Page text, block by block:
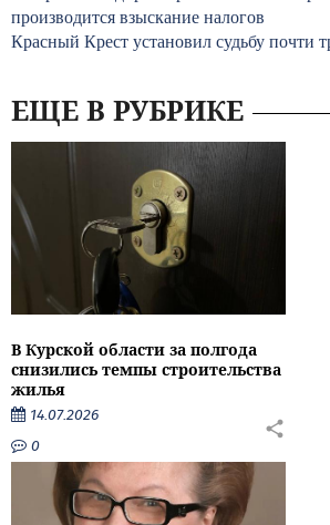
производится взыскание налогов
Красный Крест установил судьбу почти
ЕЩЕ В РУБРИКЕ
В Курской области за полгода
снизились темпы строительства
жилья
14.07.2026
0